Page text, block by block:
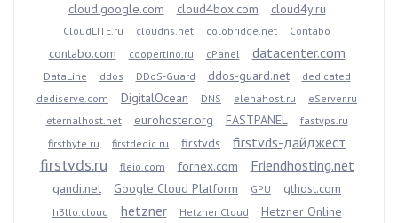
cloud.google.com cloud4box.com cloud4y.ru
CloudLITE.ru cloudns.net colobridge.net Contabo
contabo.com coopertino.ru cPanel datacenter.com
DataLine ddos DDoS-Guard ddos-guard.net
dedicated
dediserve.com
DigitalOcean DNS elenahost.ru
eServer.ru
eternalhost.net
eurohoster.org FASTPANEL
fastvps.ru
firstbyte.ru
firstdedic.ru firstvds firstvds-дайджест
firstvds.ru fleio.com fornex.com Friendhosting.net
gandi.net Google Cloud Platform GPU gthost.com
h3llo.cloud hetzner Hetzner Cloud Hetzner Online